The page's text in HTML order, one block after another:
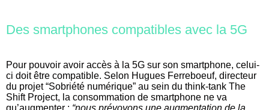
Des smartphones compatibles avec la 5G
Pour pouvoir avoir accès à la 5G sur son smartphone, celui-
ci doit être compatible. Selon Hugues Ferreboeuf, directeur
du projet “Sobriété numérique” au sein du think-tank The
Shift Project, la consommation de smartphone ne va
qu’augmenter : “nous prévoyons une augmentation de la